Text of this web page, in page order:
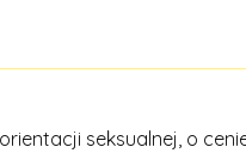
seksualnej, o